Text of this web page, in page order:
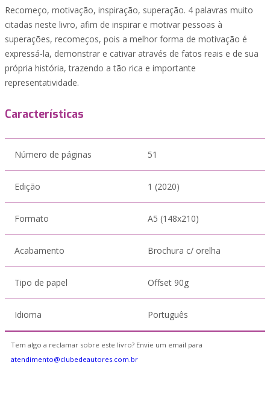
Recomeço, motivação, inspiração, superação. 4 palavras muito
citadas neste livro, afim de inspirar e motivar pessoas à
superações, recomeços, pois a melhor forma de motivação é
expressá-la, demonstrar e cativar através de fatos reais e de sua
própria história, trazendo a tão rica e importante
representatividade.
Características
Número de páginas 51
Edição 1 (2020)
Formato A5 (148x210)
Acabamento Brochura c/ orelha
Tipo de papel Offset 90g
Idioma Português
Tem algo a reclamar sobre este livro? Envie um email para
atendimento@clubedeautores.com.br